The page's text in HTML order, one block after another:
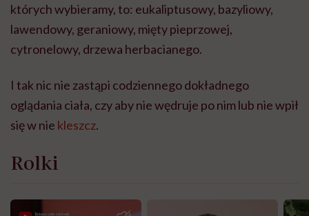
których wybieramy, to: eukaliptusowy, bazyliowy,
lawendowy, geraniowy, mięty pieprzowej,
cytronelowy, drzewa herbacianego.
I tak nic nie zastąpi codziennego dokładnego
oglądania ciała, czy aby nie wędruje po nim lub nie wpił
się w nie kleszcz.
Rolki